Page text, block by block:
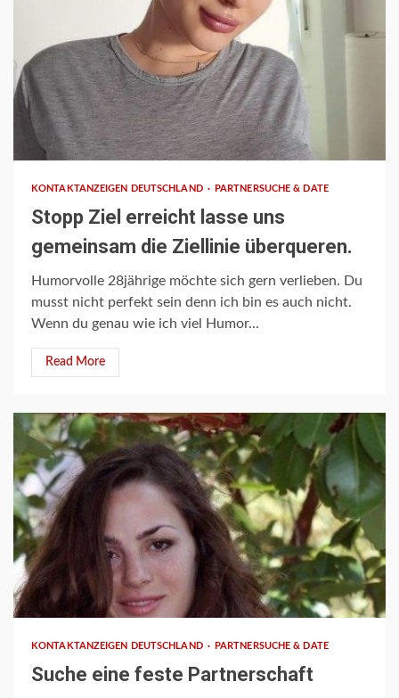
1 min read
KONTAKTANZEIGEN DEUTSCHLAND PARTNERSUCHE & DATE
Stopp Ziel erreicht lasse uns
gemeinsam die Ziellinie überqueren.
Humorvolle 28jährige möchte sich gern verlieben. Du
musst nicht perfekt sein denn ich bin es auch nicht.
Wenn du genau wie ich viel Humor...
Read More
1 min read
KONTAKTANZEIGEN DEUTSCHLAND PARTNERSUCHE & DATE
Suche eine feste Partnerschaft